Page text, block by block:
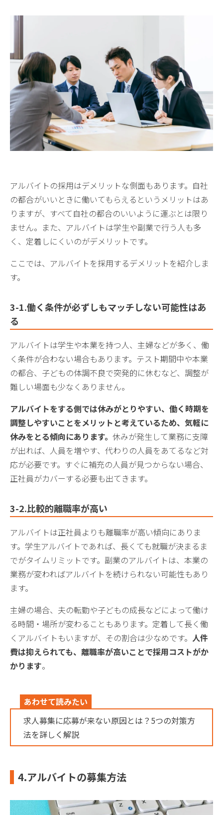
アルバイトの採用はデメリットな側面もあります。自社
の都合がいいときに働いてもらえるというメリットはあ
りますが、すべて自社の都合のいいように運ぶとは限り
ません。また、アルバイトは学生や副業で行う人も多
く、定着しにくいのがデメリットです。
ここでは、アルバイトを採用するデメリットを紹介しま
す。
3-1.働く条件が必ずしもマッチしない可能性はあ
る
アルバイトは学生や本業を持つ人、主婦などが多く、働
く条件が合わない場合もあります。テスト期間中や本業
の都合、子どもの体調不良で突発的に休むなど、調整が
難しい場面も少なくありません。
アルバイトをする側では休みがとりやすい、働く時期を
調整しやすいことをメリットと考えているため、気軽に
休みをとる傾向にあります。 休みが発生して業務に支障
が出れば、人員を増やす、代わりの人員をあてるなど対
応が必要です。すぐに補充の人員が見つからない場合、
正社員がカバーする必要も出てきます。
3-2.比較的離職率が高い
アルバイトは正社員よりも離職率が高い傾向にありま
す。学生アルバイトであれば、長くても就職が決まるま
でがタイムリミットです。副業のアルバイトは、本業の
業務が変わればアルバイトを続けられない可能性もあり
ます。
主婦の場合、夫の転勤や子どもの成長などによって働け
る時間・場所が変わることもあります。定着して長く働
くアルバイトもいますが、その割合は少なめです。 人件
費は抑えられても、離職率が高いことで採用コストがか
かります。
あわせて読みたい
求人募集に応募が来ない原因とは？5つの対策方
法を詳しく解説
4.アルバイトの募集方法